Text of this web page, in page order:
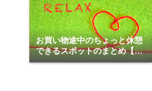
お買い物途中のちょっと休憩
できるスポットのまとめ【福
岡天神エリア編】